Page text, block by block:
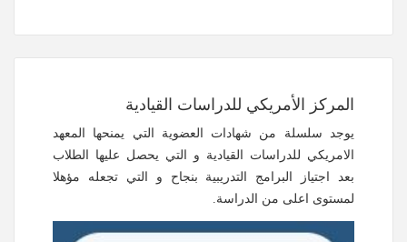
المركز الأمريكي للدراسات القيادية
يوجد سلسلة من شهادات العضوية التي يمنحها المعهد
الامريكي للدراسات القيادية و التي يحصل عليها الطلاب
بعد اجتياز البرامج التدريبية بنجاح و التي تجعله مؤهلا
لمستوى اعلى من الدراسة.